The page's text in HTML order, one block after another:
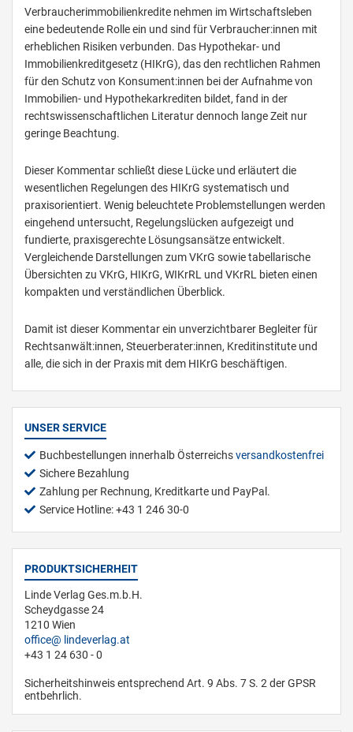
Verbraucherimmobilienkredite nehmen im Wirtschaftsleben
eine bedeutende Rolle ein und sind für Verbraucher:innen mit
erheblichen Risiken verbunden. Das Hypothekar- und
Immobilienkreditgesetz (HIKrG), das den rechtlichen Rahmen
für den Schutz von Konsument:innen bei der Aufnahme von
Immobilien- und Hypothekarkrediten bildet, fand in der
rechtswissenschaftlichen Literatur dennoch lange Zeit nur
geringe Beachtung.
Dieser Kommentar schließt diese Lücke und erläutert die
wesentlichen Regelungen des HIKrG systematisch und
praxisorientiert. Wenig beleuchtete Problemstellungen werden
eingehend untersucht, Regelungslücken aufgezeigt und
fundierte, praxisgerechte Lösungsansätze entwickelt.
Vergleichende Darstellungen zum VKrG sowie tabellarische
Übersichten zu VKrG, HIKrG, WIKrRL und VKrRL bieten einen
kompakten und verständlichen Überblick.
Damit ist dieser Kommentar ein unverzichtbarer Begleiter für
Rechtsanwält:innen, Steuerberater:innen, Kreditinstitute und
alle, die sich in der Praxis mit dem HIKrG beschäftigen.
UNSER SERVICE
Buchbestellungen innerhalb Österreichsversandkostenfrei
Sichere Bezahlung
Zahlung per Rechnung, Kreditkarte und PayPal.
Service Hotline: +43 1 246 30-0
PRODUKTSICHERHEIT
Linde Verlag Ges.m.b.H.
Scheydgasse 24
1210 Wien
office
lindeverlag.at
+43 1 24 630 - 0
Sicherheitshinweis entsprechend Art. 9 Abs. 7 S. 2 der GPSR
entbehrlich.